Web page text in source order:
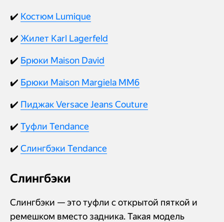
✔️ Костюм Lumique
✔️ Жилет Karl Lagerfeld
✔️ Брюки Maison David
✔️ Брюки Maison Margiela MM6
✔️ Пиджак Versace Jeans Couture
✔️ Туфли Tendance
✔️ Слингбэки Tendance
Слингбэки
Слингбэки — это туфли с открытой пяткой и
ремешком вместо задника. Такая модель